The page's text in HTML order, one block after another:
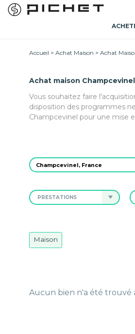
Accueil Achat Maison Achat
Achat maison
Vous souhaitez faire
disposition des programmes
Champcevinel pour une mise
PRESTATIONS
Maison
Aucun bien n'a été trouvé